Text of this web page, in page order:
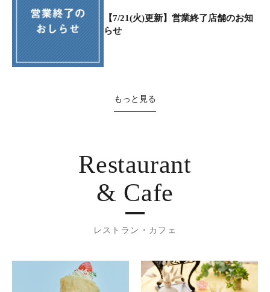
【7/21(火)更新】営業終了店舗のお知
らせ
もっと見る
Restaurant
& Cafe
レストラン・カフェ